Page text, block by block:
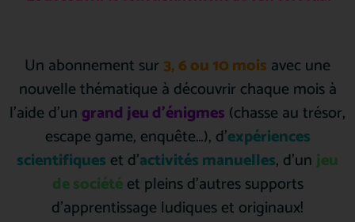
Un abonnement sur3, 6 ou 10 mois avec une
nouvelle thématique à découvrir chaque mois à
l’aide d’ungrand jeu d’énigmes (chasse au trésor,
escape game, enquête…), d’expériences
scientifiques et d’activités manuelles, d’unjeu
de sociétéet pleins d’autres supports
d’apprentissage ludiques et originaux!